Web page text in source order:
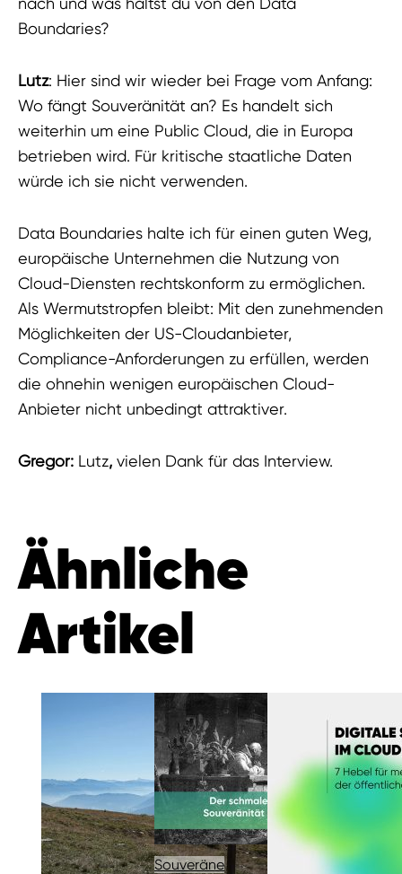
Boundaries?
Lutz: Hier sind wir wieder bei Frage vom Anfang:
Wo fängt Souveränität an? Es handelt sich
weiterhin um eine Public Cloud, die in Europa
betrieben wird. Für kritische staatliche Daten
würde ich sie nicht verwenden.
Data Boundaries halte ich für einen guten Weg,
europäische Unternehmen die Nutzung von
Cloud-Diensten rechtskonform zu ermöglichen.
Als Wermutstropfen bleibt: Mit den zunehmenden
Möglichkeiten der US-Cloudanbieter,
Compliance-Anforderungen zu erfüllen, werden
die ohnehin wenigen europäischen Cloud-
Anbieter nicht unbedingt attraktiver.
Gregor: Lutz, vielen Dank für das Interview.
Ähnliche
Artikel
Souveräne